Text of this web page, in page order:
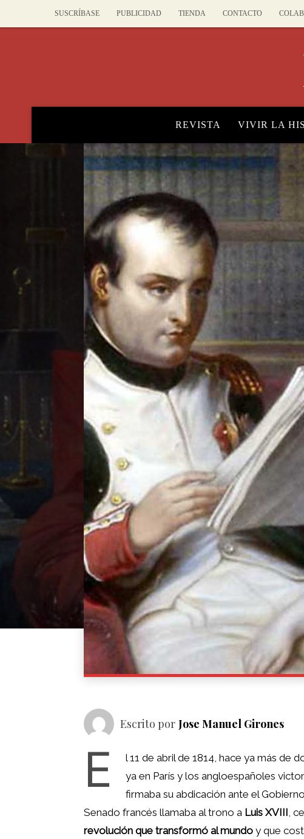
SUSCRÍBASE PUBLICIDAD TIENDA CONTACTO
REVISTA VIVIR LA
Escrito por Jose Manuel Girones
E
l 11 de abril de 1814, hace ya más de
ya en París y los angloespañoles
firmaba su abdicación ante el
Senado francés llamaba al trono a Luis XVIII,
revolución que transformó al mundo y que